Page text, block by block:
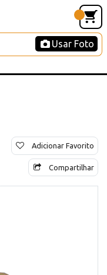
Usar Foto
Adicionar Favorito
Compartilhar